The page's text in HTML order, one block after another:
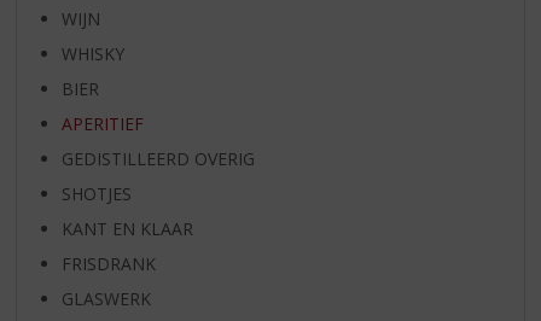
WIJN
WHISKY
BIER
APERITIEF
GEDISTILLEERD OVERIG
SHOTJES
KANT EN KLAAR
FRISDRANK
GLASWERK